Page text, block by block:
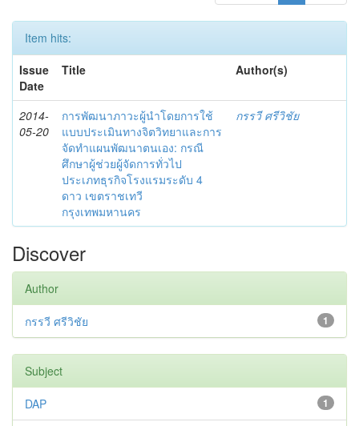
Item hits:
Issue
Date
Title Author(s)
2014-
05-20
การพัฒนาภาวะผู้นำโดยการใช้
แบบประเมินทางจิตวิทยาและการ
จัดทำแผนพัฒนาตนเอง: กรณี
ศึกษาผู้ช่วยผู้จัดการทั่วไป
ประเภทธุรกิจโรงแรมระดับ 4
ดาว เขตราชเทวี
กรุงเทพมหานคร
กรรวี ศรีวิชัย
Discover
Author
1
กรรวี ศรีวิชัย
Subject
1
DAP